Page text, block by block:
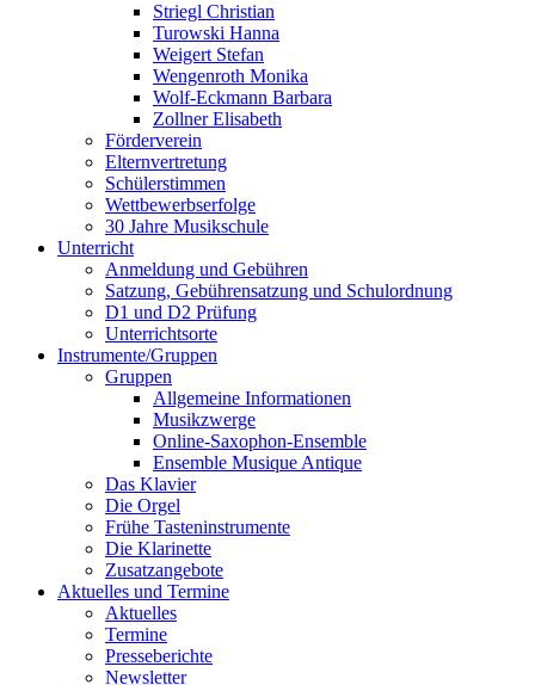
Striegl Christian
Turowski Hanna
Weigert Stefan
Wengenroth Monika
Wolf-Eckmann Barbara
Zollner Elisabeth
Förderverein
Elternvertretung
Schülerstimmen
Wettbewerbserfolge
30 Jahre Musikschule
Unterricht
Anmeldung und Gebühren
Satzung, Gebührensatzung und Schulordnung
D1 und D2 Prüfung
Unterrichtsorte
Instrumente/Gruppen
Gruppen
Allgemeine Informationen
Musikzwerge
Online-Saxophon-Ensemble
Ensemble Musique Antique
Das Klavier
Die Orgel
Frühe Tasteninstrumente
Die Klarinette
Zusatzangebote
Aktuelles und Termine
Aktuelles
Termine
Presseberichte
Newsletter